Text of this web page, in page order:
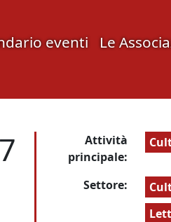
eventi Le
Attività
principale:
Settore: